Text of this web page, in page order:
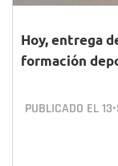
Hoy, entrega
formación
PUBLICADO EL